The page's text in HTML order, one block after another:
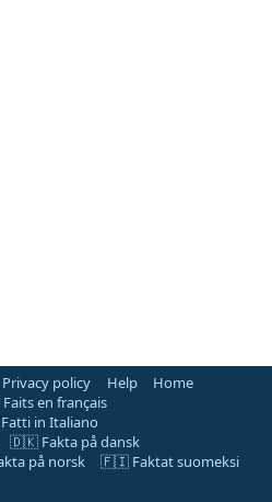
Privacy policy Help
Home
en français
in Italiano
🇩🇰 Fakta på dansk
på norsk
🇫🇮 Faktat suomeksi